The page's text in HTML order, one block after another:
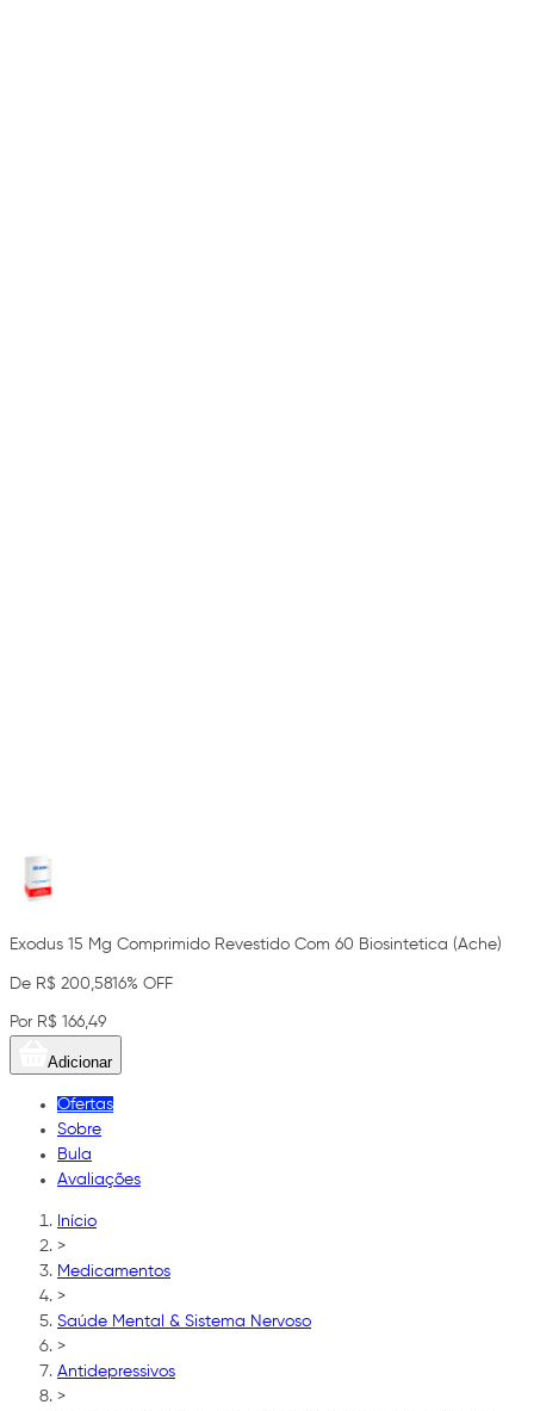
Exodus 15 Mg Comprimido Revestido Com 60 Biosintetica (Ache)
De R$ 200,5816% OFF
Por R$ 166,49
Adicionar
Ofertas
Sobre
Bula
Avaliações
Início
>
Medicamentos
>
Saúde Mental & Sistema Nervoso
>
Antidepressivos
>